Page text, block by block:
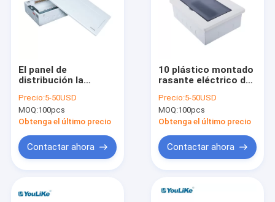
Hogar
Control de calidad
Éntrenos en contacto con
Casos
El panel de
distribución la
MCB, tipo del rubor
del tablero de
distribución de 18
Precio:5-50USD
MOQ:100pcs
Obtenga el último precio
Contactar ahora
10 plástico montado
rasante eléctrico de
MCB con el carril
ajustable del
estruendo
Precio:5-50USD
MOQ:100pcs
Obtenga el último precio
Contactar ahora